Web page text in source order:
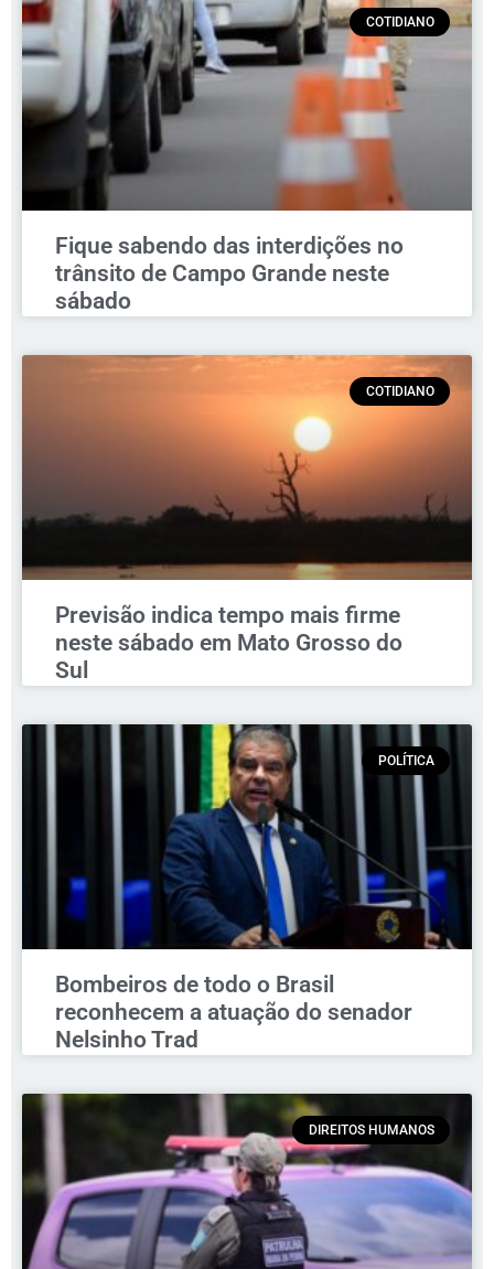
COTIDIANO
Fique sabendo das interdições no
trânsito de Campo Grande neste
sábado
COTIDIANO
Previsão indica tempo mais firme
neste sábado em Mato Grosso do
Sul
POLÍTICA
Bombeiros de todo o Brasil
reconhecem a atuação do senador
Nelsinho Trad
DIREITOS HUMANOS